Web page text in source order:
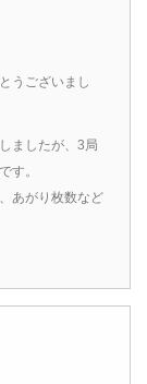
うございまし
ましたが、3局
す。
あがり枚数など